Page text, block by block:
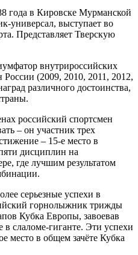
года в Кировске Мурманской
универсал, выступает во
Представляет Тверскую
внутрироссийских
(2009, 2010, 2011, 2012,
различного достоинства,
российский спортсмен
– он участник трех
– 15-е место в
дисциплин на
где лучшим результатом
серьезные успехи в
горнолыжник трижды
Кубка Европы, завоевав
в слаломе-гиганте. Эти успехи
место в общем зачёте Кубка